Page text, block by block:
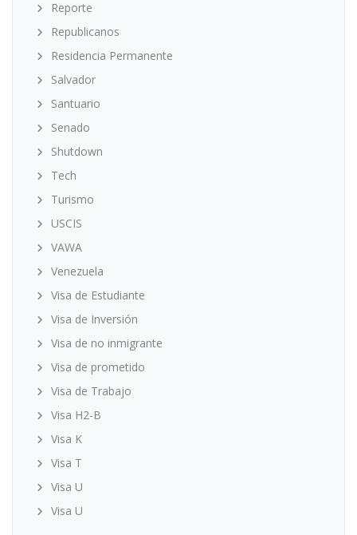
Reporte
Republicanos
Residencia Permanente
Salvador
Santuario
Senado
Shutdown
Tech
Turismo
USCIS
VAWA
Venezuela
Visa de Estudiante
Visa de Inversión
Visa de no inmigrante
Visa de prometido
Visa de Trabajo
Visa H2-B
Visa K
Visa T
Visa U
Visa U